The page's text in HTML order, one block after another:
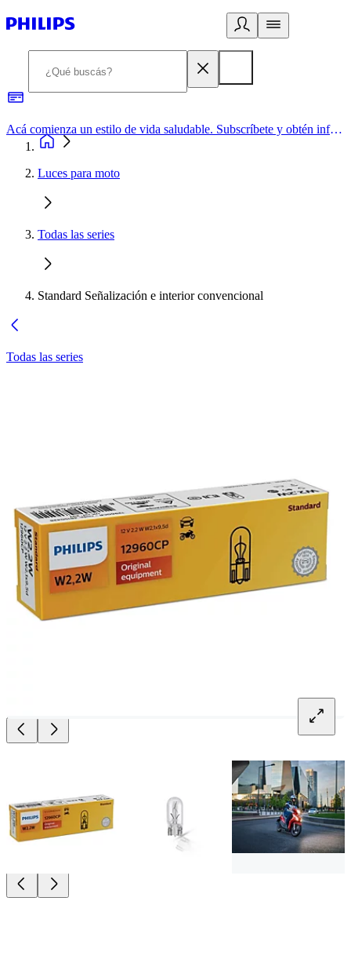
Acá comienza un estilo de vida saludable. Subscríbete y obtén información de primera mano
Luces para moto
Todas las series
Standard Señalización e interior convencional
Todas las series